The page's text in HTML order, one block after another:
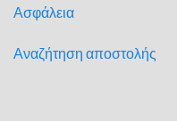
Ασφάλεια
Αναζήτηση αποστολής